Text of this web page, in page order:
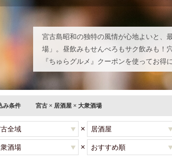
宮古島昭和の独特の風情が心地よいと、
場」。昼飲みもせんべろもサク飲みも！
『ちゅらグルメ』クーポンを使ってお得
み条件 宮古 × 居酒屋 × 大衆酒場
×
×